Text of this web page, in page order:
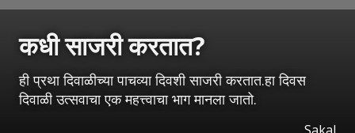
कधी साजरी करतात?
ही प्रथा दिवाळीच्या पाचव्या दिवशी साजरी करतात.हा दिवस
दिवाळी उत्सवाचा एक महत्त्वाचा भाग मानला जातो.